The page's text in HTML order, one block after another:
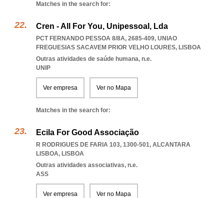
Matches in the search for:
Cren - All For You, Unipessoal, Lda
PCT FERNANDO PESSOA 8/8A, 2685-409, UNIAO
FREGUESIAS SACAVEM PRIOR VELHO LOURES, LISBOA
Outras atividades de saúde humana, n.e.
UNIP
Ver empresa Ver no Mapa
Matches in the search for:
Ecila For Good Associação
R RODRIGUES DE FARIA 103, 1300-501, ALCANTARA
LISBOA, LISBOA
Outras atividades associativas, n.e.
ASS
Ver empresa Ver no Mapa